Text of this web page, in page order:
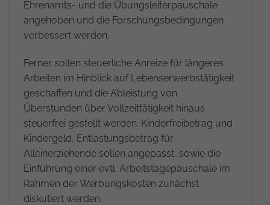
Ehrenamts- und die Übungsleiterpauschale
angehoben und die Forschungsbedingungen
verbessert werden.
Ferner sollen steuerliche Anreize für längeres
Arbeiten im Hinblick auf Lebenserwerbstätigkeit
geschaffen und die Ableistung von
Überstunden über Vollzeittätigkeit hinaus
steuerfrei gestellt werden. Kinderfreibetrag und
Kindergeld, Entlastungsbetrag für
Alleinerziehende sollen angepasst, sowie die
Einführung einer evtl. Arbeitstagepauschale im
Rahmen der Werbungskosten zunächst
diskutiert werden.